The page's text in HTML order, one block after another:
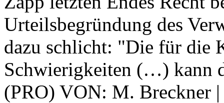
Urteilsbegründung des
dazu schlicht: "Die für die
Schwierigkeiten (…) kann
(PRO) VON: M. Breckner